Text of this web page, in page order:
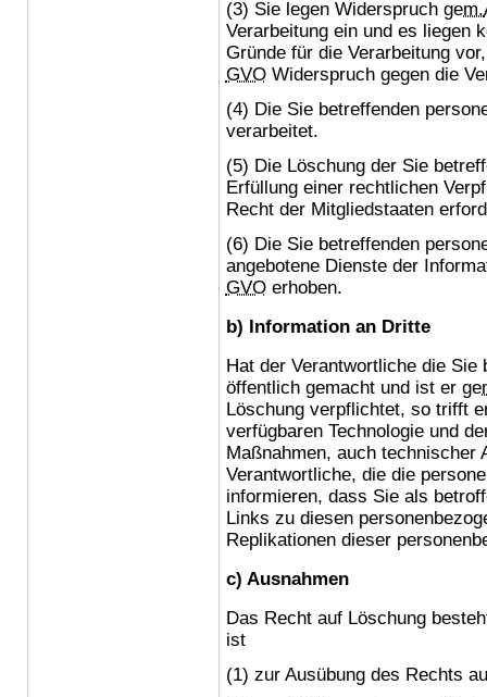
(3) Sie legen Widerspruch gem.
Verarbeitung ein und es liegen
Gründe für die Verarbeitung
GVOWiderspruch gegen die
(4) Die Sie betreffenden
verarbeitet.
(5) Die Löschung der Sie
Erfüllung einer rechtlichen
Recht der Mitgliedstaaten
(6) Die Sie betreffenden
angebotene Dienste der
GVOerhoben.
b) Information an Dritte
Hat der Verantwortliche die Sie
öffentlich gemacht und ist er
Löschung verpflichtet, so trifft
verfügbaren Technologie und
Maßnahmen, auch technischer
Verantwortliche, die die
informieren, dass Sie als
Links zu diesen
Replikationen dieser
c) Ausnahmen
Das Recht auf Löschung
ist
(1) zur Ausübung des Rechts